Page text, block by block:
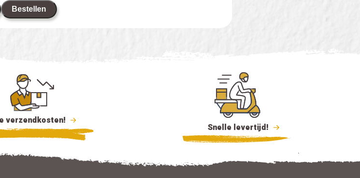
Bestellen
verzendkosten!
Snelle levertijd!